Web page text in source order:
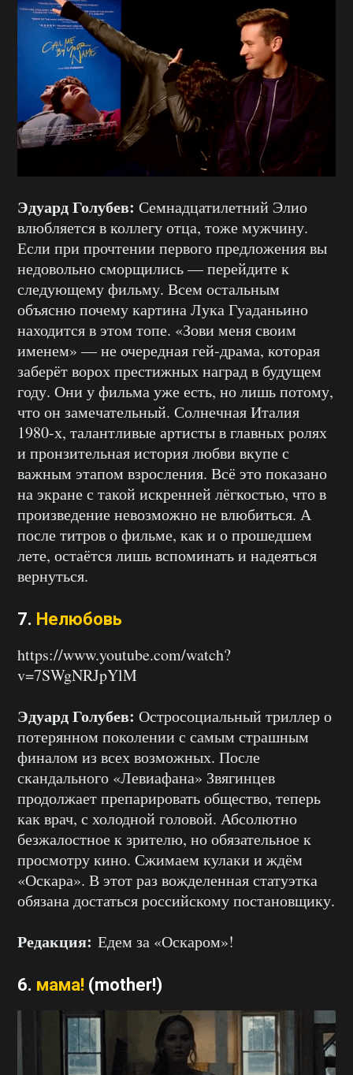
Эдуард Голубев: Семнадцатилетний Элио
влюбляется в коллегу отца, тоже мужчину.
Если при прочтении первого предложения вы
недовольно сморщились — перейдите к
следующему фильму. Всем остальным
объясню почему картина Лука Гуаданьино
находится в этом топе. «Зови меня своим
именем» — не очередная гей-драма, которая
заберёт ворох престижных наград в будущем
году. Они у фильма уже есть, но лишь потому,
что он замечательный. Солнечная Италия
1980-х, талантливые артисты в главных ролях
и пронзительная история любви вкупе с
важным этапом взросления. Всё это показано
на экране с такой искренней лёгкостью, что в
произведение невозможно не влюбиться. А
после титров о фильме, как и о прошедшем
лете, остаётся лишь вспоминать и надеяться
вернуться.
7. Нелюбовь
https://www.youtube.com/watch?
v=7SWgNRJpYlM
Эдуард Голубев: Остросоциальный триллер о
потерянном поколении с самым страшным
финалом из всех возможных. После
скандального «Левиафана» Звягинцев
продолжает препарировать общество, теперь
как врач, с холодной головой. Абсолютно
безжалостное к зрителю, но обязательное к
просмотру кино. Сжимаем кулаки и ждём
«Оскара». В этот раз вожделенная статуэтка
обязана достаться российскому постановщику.
Редакция: Едем за «Оскаром»!
6. мама! (mother!)